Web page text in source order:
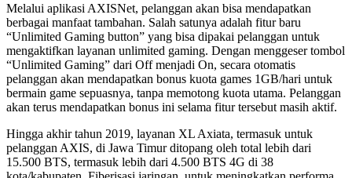
Melalui aplikasi AXISNet, pelanggan akan bisa mendapatkan
berbagai manfaat tambahan. Salah satunya adalah fitur baru
“Unlimited Gaming button” yang bisa dipakai pelanggan untuk
mengaktifkan layanan unlimited gaming. Dengan menggeser tombol
“Unlimited Gaming” dari Off menjadi On, secara otomatis
pelanggan akan mendapatkan bonus kuota games 1GB/hari untuk
bermain game sepuasnya, tanpa memotong kuota utama. Pelanggan
akan terus mendapatkan bonus ini selama fitur tersebut masih aktif.
Hingga akhir tahun 2019, layanan XL Axiata, termasuk untuk
pelanggan AXIS, di Jawa Timur ditopang oleh total lebih dari
15.500 BTS, termasuk lebih dari 4.500 BTS 4G di 38